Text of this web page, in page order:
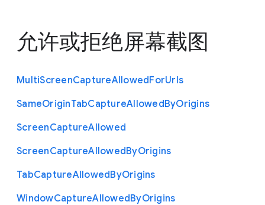
允许或拒绝屏幕截图
MultiScreenCaptureAllowedForUrls
SameOriginTabCaptureAllowedByOrigins
ScreenCaptureAllowed
ScreenCaptureAllowedByOrigins
TabCaptureAllowedByOrigins
WindowCaptureAllowedByOrigins